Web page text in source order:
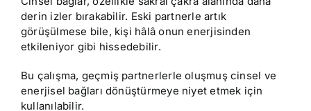
derin izler bırakabilir. Eski partnerle artık
görüşülmese bile, kişi hâlâ onun enerjisinden
etkileniyor gibi hissedebilir.
Bu çalışma, geçmiş partnerlerle oluşmuş cinsel ve
enerjisel bağları dönüştürmeye niyet etmek için
kullanılabilir.